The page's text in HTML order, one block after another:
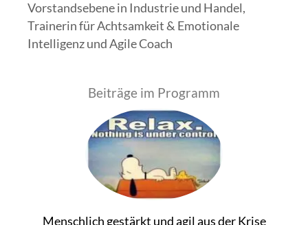
Vorstandsebene in Industrie und Handel,
Trainerin für Achtsamkeit & Emotionale
Intelligenz und Agile Coach
Beiträge im Programm
Menschlich gestärkt und agil aus der Krise